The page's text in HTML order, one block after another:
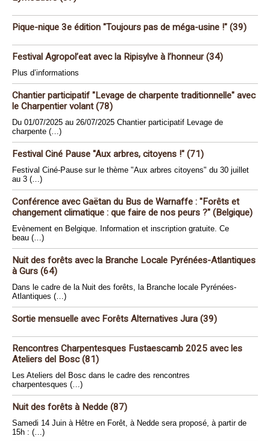
Pique-nique 3e édition "Toujours pas de méga-usine !" (39)
Festival Agropol’eat avec la Ripisylve à l’honneur (34)
Plus d’informations
Chantier participatif "Levage de charpente traditionnelle" avec
le Charpentier volant (78)
Du 01/07/2025 au 26/07/2025 Chantier participatif Levage de
charpente (…)
Festival Ciné Pause "Aux arbres, citoyens !" (71)
Festival Ciné-Pause sur le thème "Aux arbres citoyens" du 30 juillet
au 3 (…)
Conférence avec Gaëtan du Bus de Warnaffe : "Forêts et
changement climatique : que faire de nos peurs ?" (Belgique)
Evènement en Belgique. Information et inscription gratuite. Ce
beau (…)
Nuit des forêts avec la Branche Locale Pyrénées-Atlantiques
à Gurs (64)
Dans le cadre de la Nuit des forêts, la Branche locale Pyrénées-
Atlantiques (…)
Sortie mensuelle avec Forêts Alternatives Jura (39)
Rencontres Charpentesques Fustaescamb 2025 avec les
Ateliers del Bosc (81)
Les Ateliers del Bosc dans le cadre des rencontres
charpentesques (…)
Nuit des forêts à Nedde (87)
Samedi 14 Juin à Hêtre en Forêt, à Nedde sera proposé, à partir de
15h : (…)